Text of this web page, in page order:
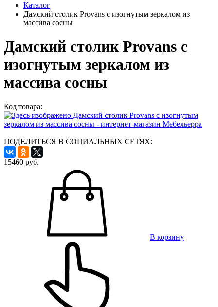
Каталог
Дамский столик Provans с изогнутым зеркалом из
массива сосны
Дамский столик Provans с
изогнутым зеркалом из
массива сосны
Код товара:
ПОДЕЛИТЬСЯ В СОЦИАЛЬНЫХ СЕТЯХ:
15460 руб.
В корзину